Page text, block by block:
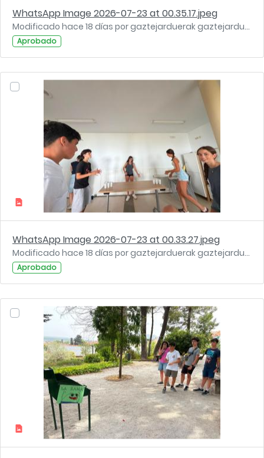
WhatsApp Image 2026-07-23 at 00.35.17.jpeg
Modificado hace 18 días por gaztejarduerak gaztejarduerak.
Aprobado
WhatsApp Image 2026-07-23 at 00.33.27.jpeg
Modificado hace 18 días por gaztejarduerak gaztejarduerak.
Aprobado